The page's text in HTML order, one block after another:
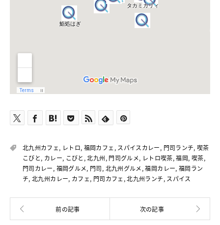
北九州カフェ, レトロ, 福岡カフェ , スパイスカレー, 門司ランチ, 喫茶
こびと, カレー, こびと ,北九州, 門司グルメ, レトロ喫茶,福岡, 喫茶,
門司カレー, 福岡グルメ, 門司, 北九州グルメ,福岡カレー,福岡ラン
チ,北九州カレー, カフェ, 門司カフェ ,北九州ランチ, スパイス